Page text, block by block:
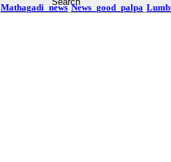
Mathagadi_news News_good_palpa